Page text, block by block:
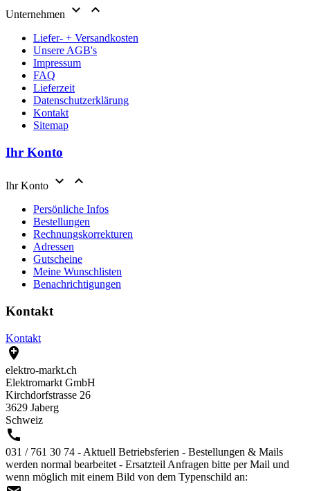
Unternehmen  
Liefer- + Versandkosten
Unsere AGB's
Impressum
FAQ
Lieferzeit
Datenschutzerklärung
Kontakt
Sitemap
Ihr Konto
Ihr Konto  
Persönliche Infos
Bestellungen
Rechnungskorrekturen
Adressen
Gutscheine
Meine Wunschlisten
Benachrichtigungen
Kontakt
Kontakt

elektro-markt.ch
Elektromarkt GmbH
Kirchdorfstrasse 26
3629 Jaberg
Schweiz

031 / 761 30 74 - Aktuell Betriebsferien - Bestellungen & Mails
werden normal bearbeitet - Ersatzteil Anfragen bitte per Mail und
wenn möglich mit einem Bild von dem Typenschild an: